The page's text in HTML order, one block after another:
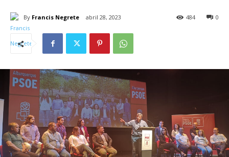
By Francis Negrete abril 28, 2023 0
484